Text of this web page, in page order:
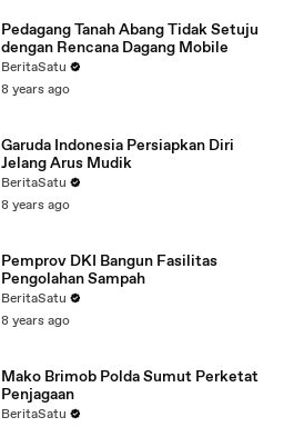
Pedagang Tanah Abang Tidak Setuju
dengan Rencana Dagang Mobile
BeritaSatu
8 years ago
Garuda Indonesia Persiapkan Diri
Jelang Arus Mudik
BeritaSatu
8 years ago
Pemprov DKI Bangun Fasilitas
Pengolahan Sampah
BeritaSatu
8 years ago
Mako Brimob Polda Sumut Perketat
Penjagaan
BeritaSatu